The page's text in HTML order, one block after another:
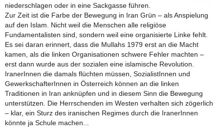
niederschlagen oder in eine Sackgasse führen.
Zur Zeit ist die Farbe der Bewegung in Iran Grün – als Anspielung
auf den Islam. Nicht weil die Menschen alle religiöse
Fundamentalisten sind, sondern weil eine organisierte Linke fehlt.
Es sei daran erinnert, dass die Mullahs 1979 erst an die Macht
kamen, als die linken Organisationen schwere Fehler machten –
erst dann wurde aus der sozialen eine islamische Revolution.
IranerInnen die damals flüchten müssen, SozialistInnen und
GewerkschafterInnen in Österreich können an die linken
Traditionen in Iran anknüpfen und in diesem Sinn die Bewegung
unterstützen. Die Herrschenden im Westen verhalten sich zögerlich
– klar, ein Sturz des iranischen Regimes durch die IranerInnen
könnte ja Schule machen...